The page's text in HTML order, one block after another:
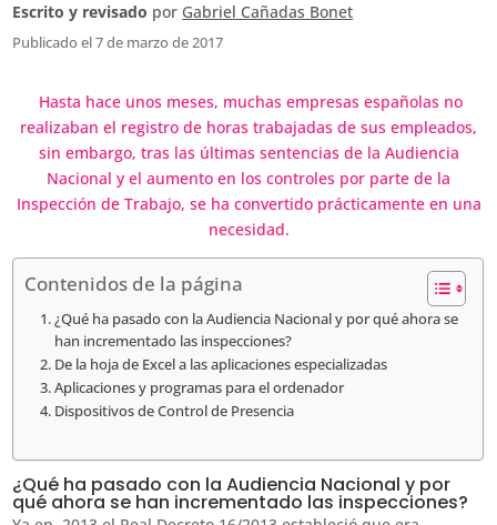
Escrito y revisado por Gabriel Cañadas Bonet
Publicado el 7 de marzo de 2017
Hasta hace unos meses, muchas empresas españolas no
realizaban el registro de horas trabajadas de sus empleados,
sin embargo, tras las últimas sentencias de la Audiencia
Nacional y el aumento en los controles por parte de la
Inspección de Trabajo, se ha convertido prácticamente en una
necesidad.
Contenidos de la página
¿Qué ha pasado con la Audiencia Nacional y por qué ahora se
han incrementado las inspecciones?
De la hoja de Excel a las aplicaciones especializadas
Aplicaciones y programas para el ordenador
Dispositivos de Control de Presencia
¿Qué ha pasado con la Audiencia Nacional y por
qué ahora se han incrementado las inspecciones?